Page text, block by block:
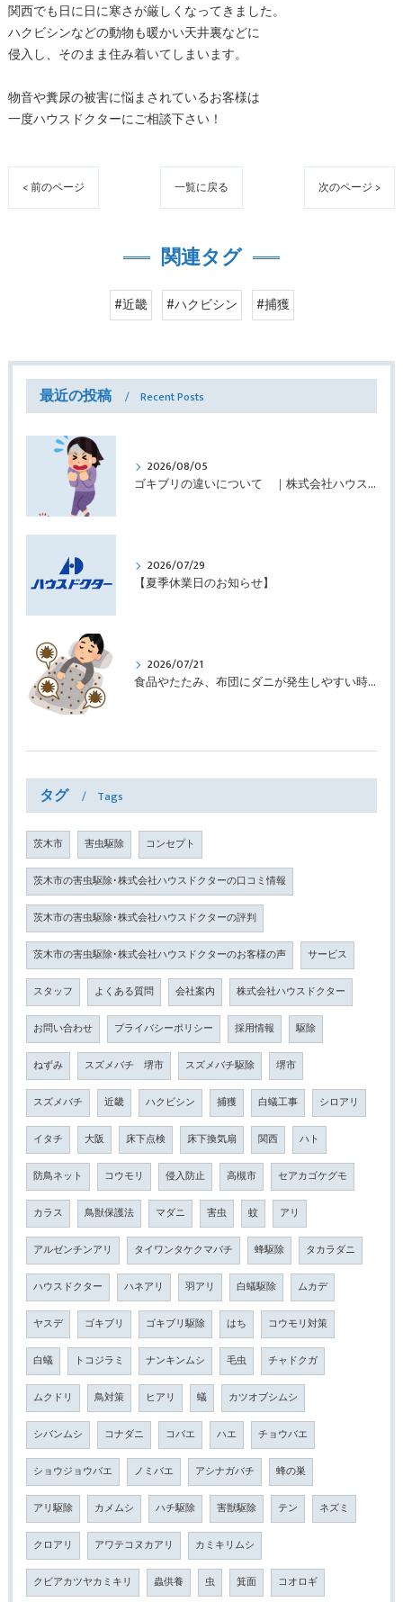
関西でも日に日に寒さが厳しくなってきました。
ハクビシンなどの動物も暖かい天井裏などに
侵入し、そのまま住み着いてしまいます。
物音や糞尿の被害に悩まされているお客様は
一度ハウスドクターにご相談下さい！
< 前のページ 一覧に戻る 次のページ >
関連タグ
#近畿 #ハクビシン #捕獲
最近の投稿 Recent Posts
2026/08/05
ゴキブリの違いについて ｜株式会社ハウスドクター
2026/07/29
【夏季休業日のお知らせ】
2026/07/21
食品やたたみ、布団にダニが発生しやすい時期です ｜株式会社ハウスドクター
タグ Tags
茨木市 害虫駆除 コンセプト
茨木市の害虫駆除･株式会社ハウスドクターの口コミ情報
茨木市の害虫駆除･株式会社ハウスドクターの評判
茨木市の害虫駆除･株式会社ハウスドクターのお客様の声 サービス
スタッフ よくある質問 会社案内 株式会社ハウスドクター
お問い合わせ プライバシーポリシー 採用情報 駆除
ねずみ スズメバチ 堺市 スズメバチ駆除 堺市
スズメバチ 近畿 ハクビシン 捕獲 白蟻工事 シロアリ
イタチ 大阪 床下点検 床下換気扇 関西 ハト
防鳥ネット コウモリ 侵入防止 高槻市 セアカゴケグモ
カラス 鳥獣保護法 マダニ 害虫 蚊 アリ
アルゼンチンアリ タイワンタケクマバチ 蜂駆除 タカラダニ
ハウスドクター ハネアリ 羽アリ 白蟻駆除 ムカデ
ヤスデ ゴキブリ ゴキブリ駆除 はち コウモリ対策
白蟻 トコジラミ ナンキンムシ 毛虫 チャドクガ
ムクドリ 鳥対策 ヒアリ 蟻 カツオブシムシ
シバンムシ コナダニ コバエ ハエ チョウバエ
ショウジョウバエ ノミバエ アシナガバチ 蜂の巣
アリ駆除 カメムシ ハチ駆除 害獣駆除 テン ネズミ
クロアリ アワテコヌカアリ カミキリムシ
クビアカツヤカミキリ 蟲供養 虫 箕面 コオロギ